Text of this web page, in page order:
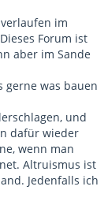
im
Forum ist
aber im Sande
was bauen
und
dafür wieder
wenn man
Altruismus ist
Jedenfalls ich